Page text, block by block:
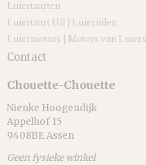
Luiertaarten
Luiertaart Uil | Luieruilen
Luiermotors | Motors van Luiers
Contact
Chouette-Chouette
Nienke Hoogendijk
Appelhof 15
9408BE Assen
Geen fysieke winkel